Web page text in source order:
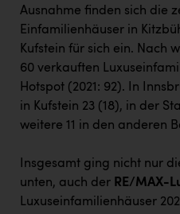
Ausnahme finden sich die
Einfamilienhäuser in
Kufstein für sich ein. Nach
60 verkauften
Hotspot (2021: 92). In
in Kufstein 23 (18), in der
weitere 11 in den anderen
Insgesamt ging nicht nur
unten, auch der RE/MAX-
Luxuseinfamilienhäuser